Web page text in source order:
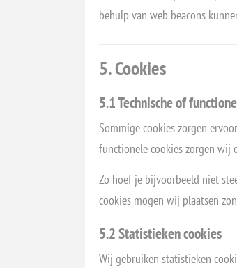
behulp van web beacons
5. Cookies
5.1 Technische of
Sommige cookies zorgen
functionele cookies zorgen wij
Zo hoef je bijvoorbeeld niet
cookies mogen wij plaatsen
5.2 Statistieken cookies
Wij gebruiken statistieken